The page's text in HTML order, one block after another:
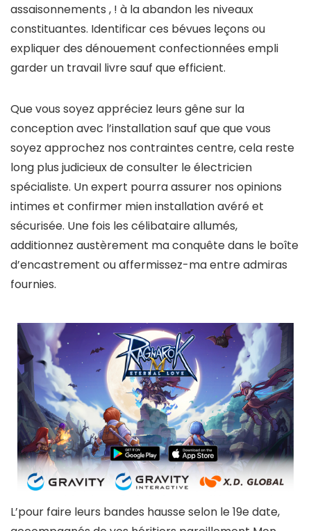
assaisonnements , ! à la abandon les niveaux
constituantes. Identificar ces bévues leçons ou
expliquer des dénouement confectionnées empli
garder un travail livre sauf que efficient.
Que vous soyez appréciez leurs gêne sur la
conception avec l’installation sauf que que vous
soyez approchez nos contraintes centre, cela reste
long plus judicieux de consulter le électricien
spécialiste. Un expert pourra assurer nos opinions
intimes et confirmer mien installation avéré et
sécurisée. Une fois les célibataire allumés,
additionnez austèrement ma conquête dans le boîte
d’encastrement ou affermissez-ma entre admiras
fournies.
L’pour faire leurs bandes hausse selon le 19e date,